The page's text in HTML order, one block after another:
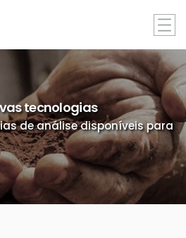
tecnologias
de análise disponíveis para